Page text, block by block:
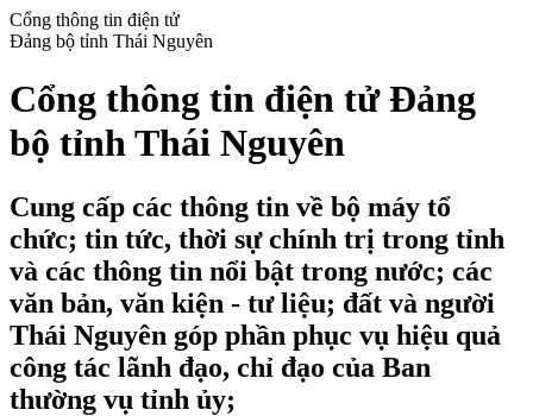
Cổng thông tin điện tử
Đảng bộ tỉnh Thái Nguyên
Cổng thông tin điện tử Đảng
bộ tỉnh Thái Nguyên
Cung cấp các thông tin về bộ máy tổ
chức; tin tức, thời sự chính trị trong tỉnh
và các thông tin nổi bật trong nước; các
văn bản, văn kiện - tư liệu; đất và người
Thái Nguyên góp phần phục vụ hiệu quả
công tác lãnh đạo, chỉ đạo của Ban
thường vụ tỉnh ủy;